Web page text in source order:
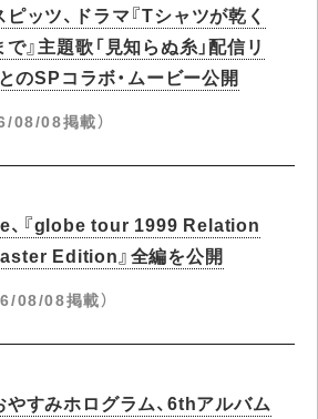
ピッツ、ドラマ『Tシャツが乾く
で』主題歌「見知らぬ糸」配信リ
SPコラボ・ムービー公開
08/08掲載）
、『globe tour 1999 Relation
Edition』全編を公開
08/08掲載）
やすみホログラム、6thアルバム